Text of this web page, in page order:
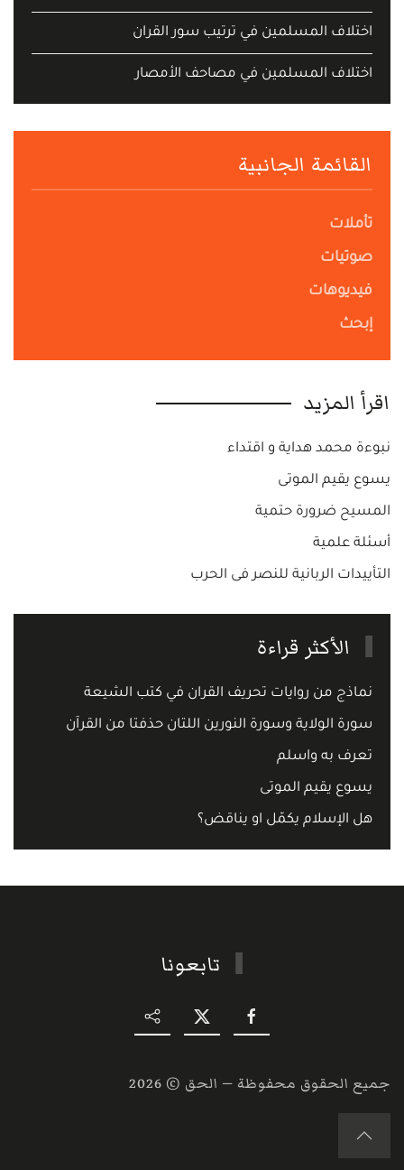
اختلاف المسلمين في ترتيب سور القران
اختلاف المسلمين في مصاحف الأمصار
القائمة الجانبية
تأملات
صوتيات
فيديوهات
إبحث
اقرأ المزيد
نبوءة محمد هداية و اقتداء
يسوع يقيم الموتى
المسيح ضرورة حتمية
أسئلة علمية
التأييدات الربانية للنصر فى الحرب
الأكثر قراءة
نماذج من روايات تحريف القران في كتب الشيعة
سورة الولاية وسورة النورين اللتان حذفتا من القرآن
تعرف به واسلم
يسوع يقيم الموتى
هل الإسلام يكمّل او يناقض؟
تابعونا
جميع الحقوق محفوظة — الحق © 2026